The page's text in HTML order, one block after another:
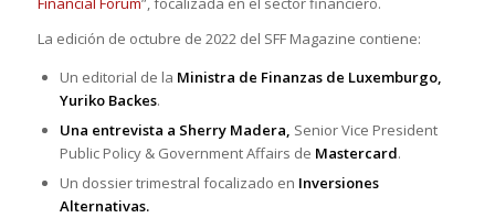
La edición de octubre de 2022 del SFF Magazine contiene:
Un editorial de la Ministra de Finanzas de Luxemburgo,
Yuriko Backes.
Una entrevista a Sherry Madera, Senior Vice President
Public Policy & Government Affairs de Mastercard.
Un dossier trimestral focalizado en Inversiones
Alternativas.